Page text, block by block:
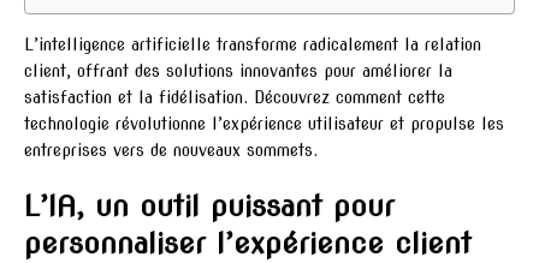
L’intelligence artificielle transforme radicalement la relation
client, offrant des solutions innovantes pour améliorer la
satisfaction et la fidélisation. Découvrez comment cette
technologie révolutionne l’expérience utilisateur et propulse les
entreprises vers de nouveaux sommets.
L’IA, un outil puissant pour
personnaliser l’expérience client